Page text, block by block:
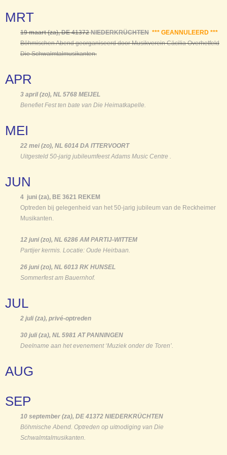
MRT
19 maart (za), DE 41372NIEDERKRÜCHTEN *** GEANNULEERD ***
Böhmischen Abend georganiseerd door Musikverein Cäcilia Overhetfeld
Die Schwalmtalmusikanten.
APR
3 april (zo), NL 5768 MEIJEL
Benefiet Fest ten bate van Die Heimatkapelle.
MEI
22 mei (zo), NL 6014 DA ITTERVOORT
Uitgesteld 50-jarig jubileumfeest Adams Music Centre .
JUN
4 juni (za), BE 3621 REKEM
Optreden bij gelegenheid van het 50-jarig jubileum van de Reckheimer
Musikanten.
12 juni (zo), NL 6286 AM PARTIJ-WITTEM
Partijer kermis. Locatie: Oude Heirbaan.
26 juni (zo), NL 6013 RK HUNSEL
Sommerfest am Bauernhof.
JUL
2 juli (za), privé-optreden
30 juli (za), NL 5981 AT PANNINGEN
Deelname aan het evenement ‘Muziek onder de Toren’.
AUG
SEP
10 september (za), DE 41372 NIEDERKRÜCHTEN
Böhmische Abend. Optreden op uitnodiging van Die
Schwalmtalmusikanten.